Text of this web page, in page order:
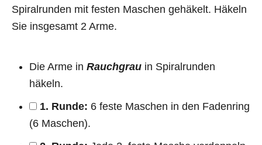
Spiralrunden mit festen Maschen gehäkelt. Häkeln
Sie insgesamt 2 Arme.
Die Arme in Rauchgrau in Spiralrunden
häkeln.
1. Runde: 6 feste Maschen in den Fadenring
(6 Maschen).